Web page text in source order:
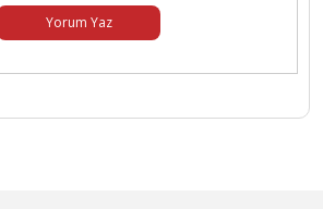
Yorum Yaz